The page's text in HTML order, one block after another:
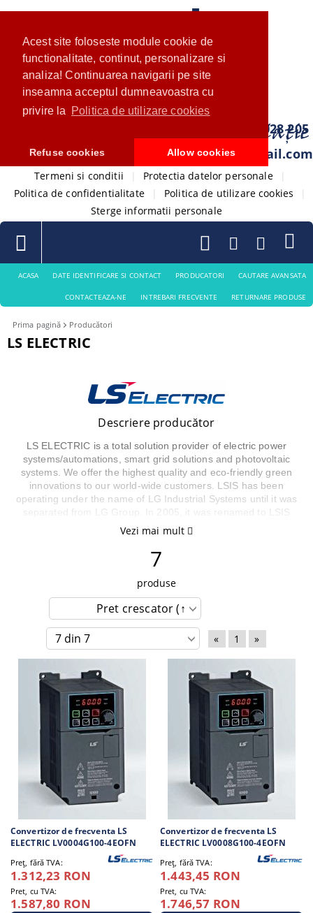
Acest site foloseste module cookie de
functionalitate, continut, personalizare si
analiza! Continuarea navigarii pe site
inseamna acceptul dumneavoastra cu
privire la
Politica de utilizare cookies
Refuse cookies Allow cookies
0733 028 205
com.ventistore@gmail.com
Termeni si conditii Protectia datelor personale
Politica de confidentialitate
Politica de utilizare cookies
Sterge informatii personale
ACASA DATE IDENTIFICARE SI CONTACT PRODUCATORI CAUTARE AVANSATA
CONTACTEAZA-NE INTREBARI FRECVENTE RETURNARE PRODUSE
Prima pagină Producători
LS ELECTRIC
Descriere producător
LS ELECTRIC is a total solution provider of electric power
systems/automations, smart grid solutions and photovoltaic
systems. We offer the highest quality and eco-friendly green
innovations to our world-wide customers. LSIS has been
operating under the name of LG Industrial Systems until it was
separated from LG Group. In 2005, it was renamed to LSIS
under LS Group and in 2020 renamed to LS ELECTRIC Co.,
https://www.ls-electric.com/
Vezi mai mult
7
produse
« 1 »
Convertizor de frecventa LS
ELECTRIC LV0004G100-4EOFN
Preţ, fără TVA:
1.312,23 RON
Pret, cu TVA:
1.587,80 RON
Convertizor de frecventa LS
ELECTRIC LV0008G100-4EOFN
Preţ, fără TVA:
1.443,45 RON
Pret, cu TVA:
1.746,57 RON